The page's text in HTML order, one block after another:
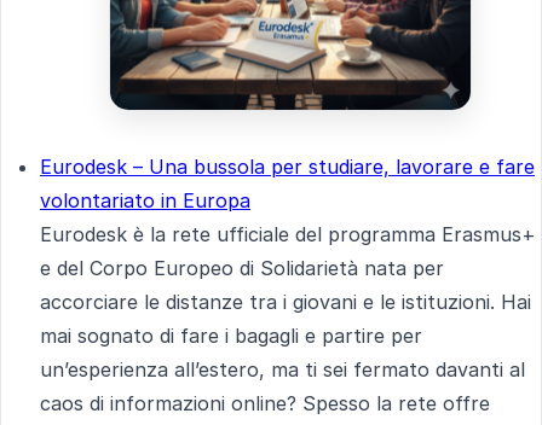
Eurodesk – Una bussola per studiare, lavorare e fare
volontariato in Europa
Eurodesk è la rete ufficiale del programma Erasmus+
e del Corpo Europeo di Solidarietà nata per
accorciare le distanze tra i giovani e le istituzioni. Hai
mai sognato di fare i bagagli e partire per
un’esperienza all’estero, ma ti sei fermato davanti al
caos di informazioni online? Spesso la rete offre